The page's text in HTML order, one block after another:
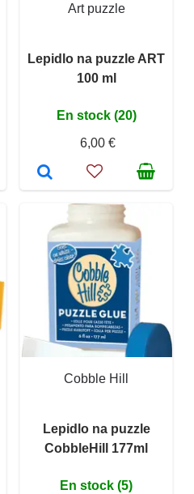
Art puzzle
Lepidlo na puzzle ART
100 ml
En stock (20)
6,00 €
Cobble Hill
Lepidlo na puzzle
CobbleHill 177ml
En stock (5)